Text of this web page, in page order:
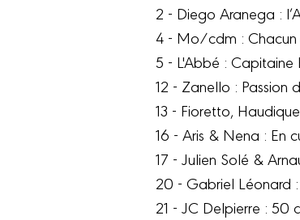
2 - Diego Aranega :
4 - Mo/cdm : Chacun
5 - L'Abbé : Capitaine
12 - Zanello : Passion
13 - Fioretto,
16 - Aris & Nena : En
17 - Julien Solé &
20 - Gabriel Léonard :
21 - JC Delpierre : 50